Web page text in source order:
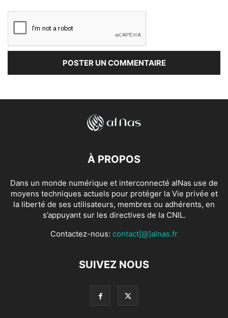
À PROPOS
Dans un monde numérique et interconnecté alNas use de
moyens techniques actuels pour protéger la Vie privée et
la liberté de ses utilisateurs, membres ou adhérents, en
s’appuyant sur les directives de la CNIL.
Contactez-nous: contact[@]alnas.fr
SUIVEZ NOUS